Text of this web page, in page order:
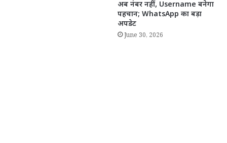
अब नंबर नहीं, Username बनेगा
पहचान; WhatsApp का बड़ा
अपडेट
June 30, 2026